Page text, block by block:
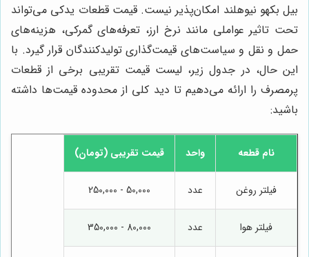
بیل بکهو نیوهلند امکان‌پذیر نیست. قیمت قطعات یدکی می‌تواند
تحت تاثیر عواملی مانند نرخ ارز، تعرفه‌های گمرکی، هزینه‌های
حمل و نقل و سیاست‌های قیمت‌گذاری تولیدکنندگان قرار گیرد. با
این حال، در جدول زیر، لیست قیمت تقریبی برخی از قطعات
پرمصرف را ارائه می‌دهیم تا دید کلی از محدوده قیمت‌ها داشته
باشید:
نام قطعه واحد قیمت تقریبی (تومان)
فیلتر روغن عدد 50,000 - 250,000
فیلتر هوا عدد 80,000 - 350,000